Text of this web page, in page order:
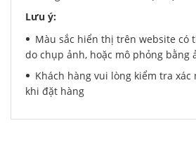
Lưu ý:
Màu sắc hiển thị trên website có
do chụp ảnh, hoặc mô phỏng bằng
Khách hàng vui lòng kiểm tra
khi đặt hàng